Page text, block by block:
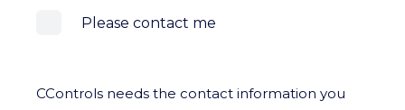
Please contact me
CControls needs the contact information you